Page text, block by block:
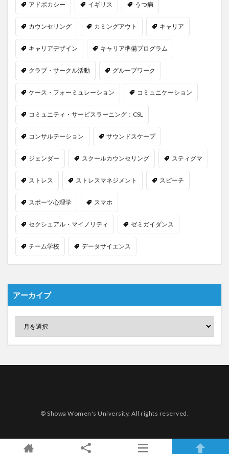
アドボカシー イギリス うつ病
カウンセリング カミングアウト キャリア
キャリアデザイン キャリア準備プログラム
クラブ・サークル活動 グループワーク
ケース・フォーミュレーション コミュニケーション
コミュニティ・サービスラーニング：CSL
コンサルテーション サウンドスケープ
ジェンダー スクールカウンセリング スティグマ
ストレス ストレスマネジメント スピーチ
スポーツ心理学 スマホ
セクシュアル・マイノリティ ゼミガイダンス
チーム学校 データサイエンス
アーカイブ
© Showa Women's University. All rights reserved.